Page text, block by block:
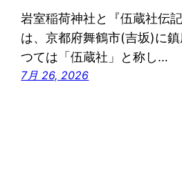
岩室稲荷神社と『伍蔵社
は、京都府舞鶴市(吉坂)に
つては「伍蔵社」と称し…
7月 26, 2026